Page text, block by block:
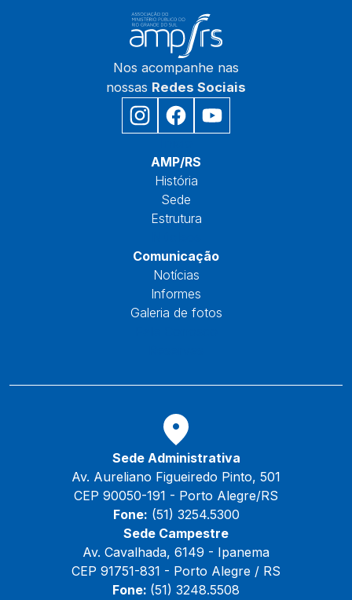
Nos acompanhe nas
nossas Redes Sociais
AMP/RS
História
Sede
Estrutura
Comunicação
Notícias
Informes
Galeria de fotos
Sede Administrativa
Av. Aureliano Figueiredo Pinto, 501
CEP 90050-191 - Porto Alegre/RS
Fone: (51) 3254.5300
Sede Campestre
Av. Cavalhada, 6149 - Ipanema
CEP 91751-831 - Porto Alegre / RS
Fone: (51) 3248.5508